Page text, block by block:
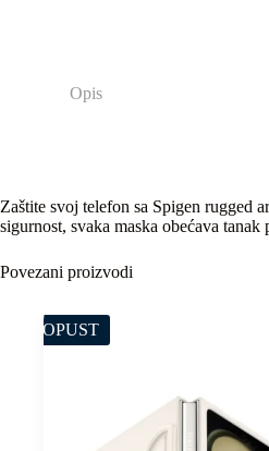
Opis
Zaštite svoj telefon sa Spigen rugged
sigurnost, svaka maska obećava
Povezani proizvodi
POPUST